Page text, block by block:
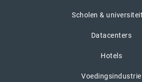
Scholen &
Datacenters
Hotels
Voedingsindustrie